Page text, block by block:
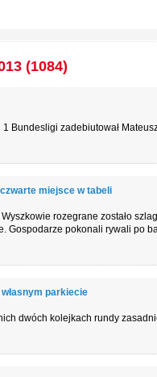
(1084)
Bundesligi zadebiutował
miejsce w tabeli
rozegrane zostało
Gospodarze pokonali rywali po
parkiecie
dwóch kolejkach rundy